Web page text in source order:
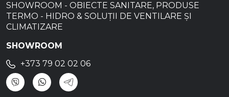
SHOWROOM - OBIECTE SANITARE, PRODUSE
TERMO - HIDRO & SOLUȚII DE VENTILARE ȘI
CLIMATIZARE
SHOWROOM
+373 79 02 02 06